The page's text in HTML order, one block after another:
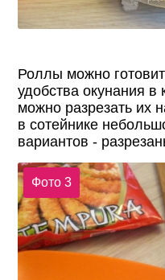
Роллы можно
удобства окунания в
можно разрезать их
в сотейнике
вариантов -
Фото 3